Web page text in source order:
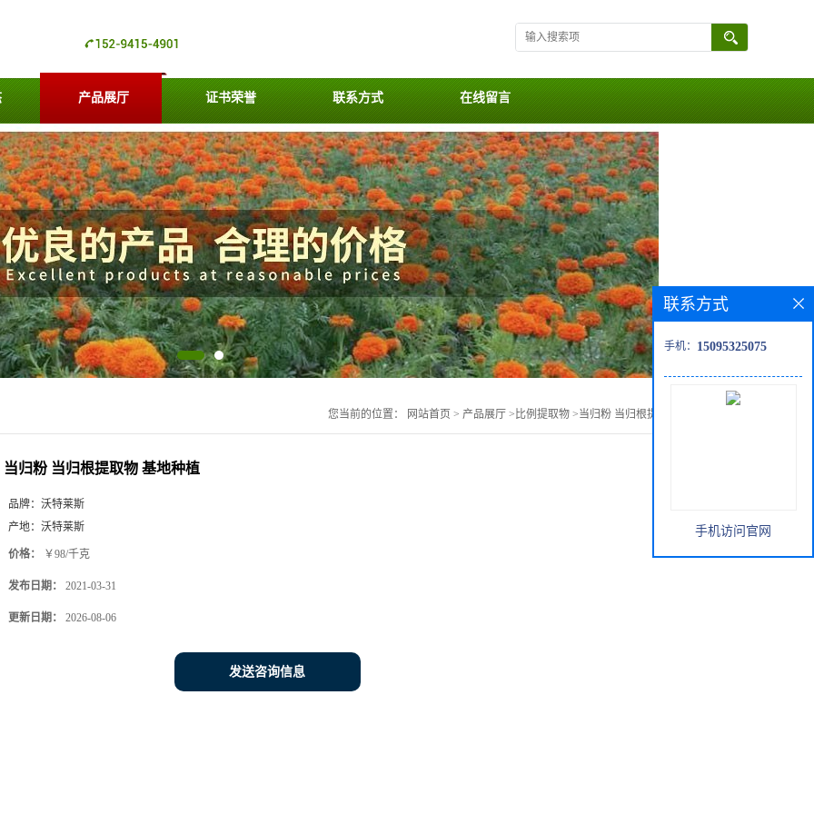
产品展厅 证书荣誉 联系方式 在线留言
您当前的位置： 网站首页 > 产品展厅 > 比例提取物 >当归粉 当归根提取物 基地种植
当归粉 当归根提取物 基地种植
品牌： 沃特莱斯
产地： 沃特莱斯
价格： ￥98/千克
发布日期： 2021-03-31
更新日期： 2026-08-06
发送咨询信息
联系方式
手机： 15095325075
手机访问官网